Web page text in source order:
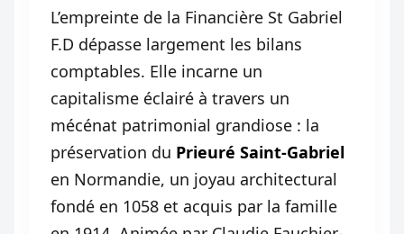
L’empreinte de la Financière St Gabriel
F.D dépasse largement les bilans
comptables. Elle incarne un
capitalisme éclairé à travers un
mécénat patrimonial grandiose : la
préservation du Prieuré Saint-Gabriel
en Normandie, un joyau architectural
fondé en 1058 et acquis par la famille